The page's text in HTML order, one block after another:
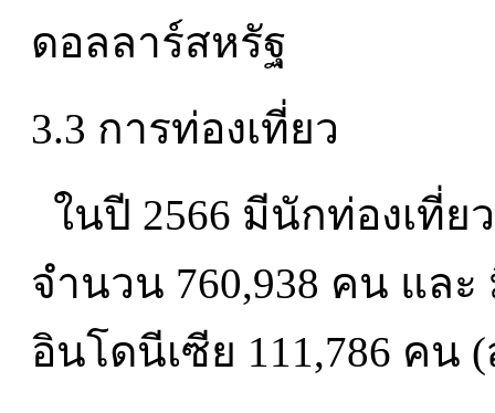
ดอลลาร์สหรัฐ
3.3 การท่องเที่ยว
ในปี 2566 มีนักท่องเที่
จำนวน 760,938 คน แล
อินโดนีเซีย 111,786 คน